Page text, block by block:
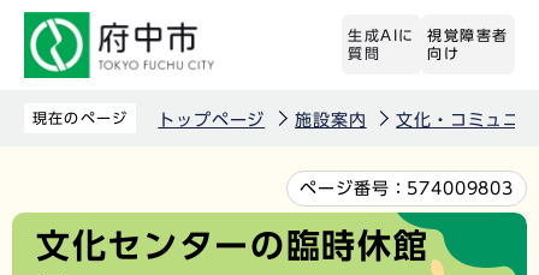
先
生成AIに
質問
視覚障害者
向け
現在のページ トップページ 施設案内 文化・コミュニ
文
ページ番号： 574009803
文化センターの臨時休館